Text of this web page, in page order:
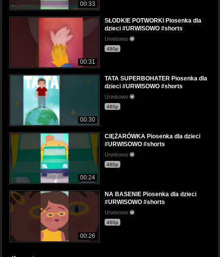
00:33
00:31
SŁODKIE POTWORKI Piosenka dla
dzieci #URWISOWO #shorts
Urwisowo
480p
00:30
TATA SUPERBOHATER Piosenka dla
dzieci #URWISOWO #shorts
Urwisowo
480p
00:24
CIĘŻARÓWKA Piosenka dla dzieci
#URWISOWO #shorts
Urwisowo
480p
00:26
NA BASENIE Piosenka dla dzieci
#URWISOWO #shorts
Urwisowo
480p